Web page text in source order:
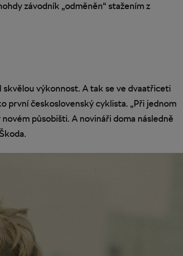
závodník „odměněn“ stažením z
výkonnost. A tak se ve dvaatřiceti
první československý cyklista. „Při jednom
působišti. A novináři doma následně